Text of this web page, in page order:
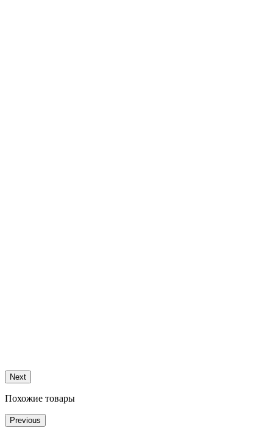
Next
Похожие товары
Previous